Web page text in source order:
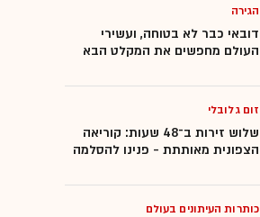
הגירה
דובאי כבר לא בטוחה, ועשירי
העולם מחפשים את המקלט הבא
זום גלובלי
שלוש זירות ב־48 שעות: קוריאה
הצפונית מאותתת - פנינו להסלמה
כותרות העיתונים בעולם